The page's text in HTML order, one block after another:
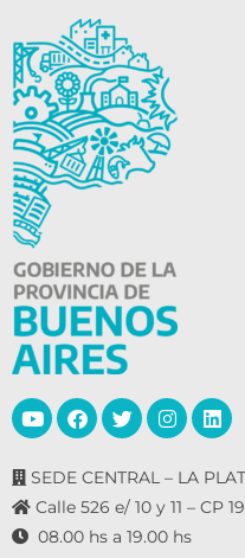
SEDE CENTRAL – LA
Calle 526 e/ 10 y 11 – CP
08.00 hs a 19.00 hs